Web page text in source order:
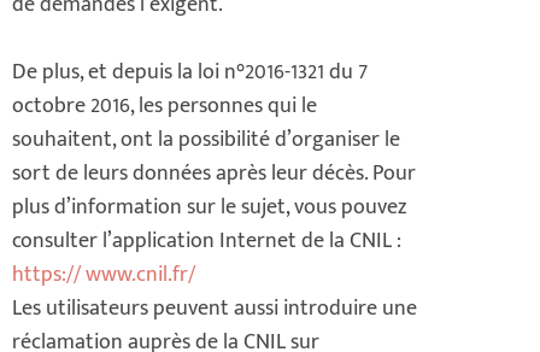
De plus, et depuis la loi n°2016-1321 du 7
octobre 2016, les personnes qui le
souhaitent, ont la possibilité d’organiser le
sort de leurs données après leur décès. Pour
plus d’information sur le sujet, vous pouvez
consulter l’application Internet de la CNIL :
https:// www.cnil.fr/
Les utilisateurs peuvent aussi introduire une
réclamation auprès de la CNIL sur